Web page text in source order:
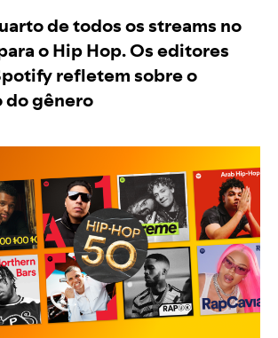
de todos os streams no
o Hip Hop. Os editores
refletem sobre o
do gênero